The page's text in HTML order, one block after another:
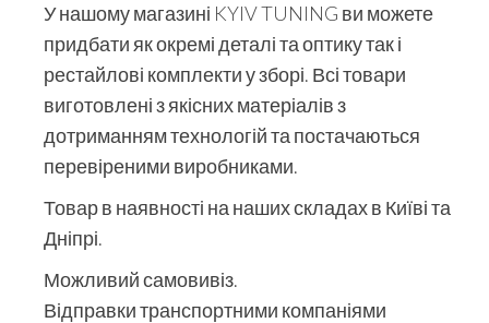
У нашому магазині KYIV TUNING ви можете
придбати як окремі деталі та оптику так і
рестайлові комплекти у зборі. Всі товари
виготовлені з якісних матеріалів з
дотриманням технологій та постачаються
перевіреними виробниками.
Товар в наявності на наших складах в Київі та
Дніпрі.
Можливий самовивіз.
Відправки транспортними компаніями